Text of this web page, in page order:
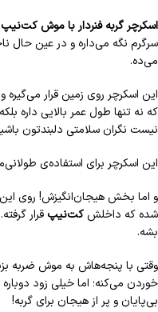
اسکرچر گربه فنردار با موش کت‌نیپ
سرگرم نگه می‌داره و در عین
می‌ده.
این اسکرچر روی زمین قرار می‌گیره و
که نه تنها طول عمر بالایی داره
نیست نگران سلامتی دلبندتون
این اسکرچر برای استفاده‌ی
و اما بخش هیجان‌انگیزش! روی
شده که داخلش کت‌نیپ قرار
بشه.
وقتی با پنجه‌هاش به موش ضربه
خوردن می‌کنه؛ اما خیلی زود
بی‌پایان و پر از هیجان برای گربه!